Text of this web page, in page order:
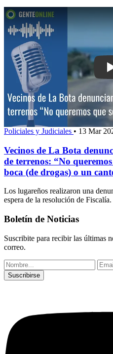
Policiales y Judiciales • 13 Mar
Vecinos de La Bota
de terrenos: “No
boca (de drogas) o un
Los lugareños realizaron una
espera de la resolución de Fiscalía.
Boletín de Noticias
Suscribite para recibir las últimas
correo.
Suscribirse